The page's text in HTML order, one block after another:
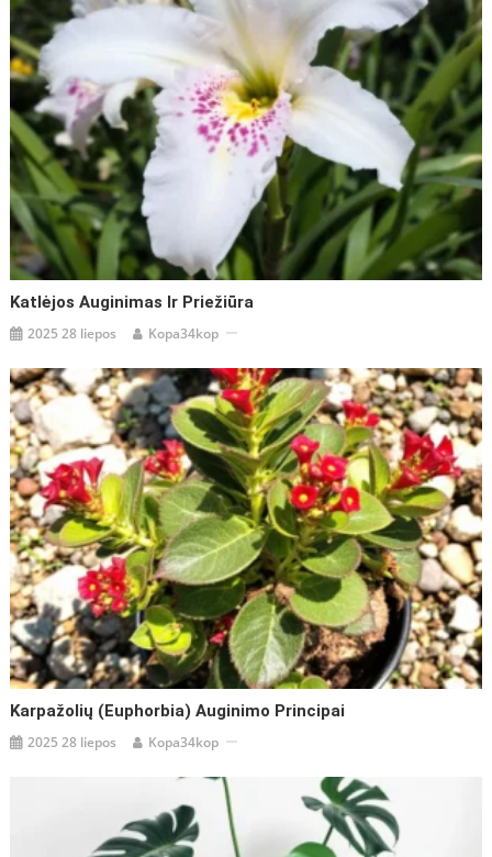
Katlėjos Auginimas Ir Priežiūra
2025 28 liepos Kopa34kop
Karpažolių (Euphorbia) Auginimo Principai
2025 28 liepos Kopa34kop